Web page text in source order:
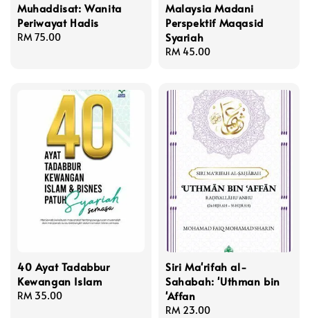
Muhaddisat: Wanita
Periwayat Hadis
Regular
RM 75.00
Malaysia Madani
Perspektif Maqasid
Syariah
Regular
RM 45.00
40 Ayat Tadabbur
Kewangan Islam
Regular
RM 35.00
Siri Ma'rifah al-
Sahabah: 'Uthman bin
'Affan
Regular
RM 23.00